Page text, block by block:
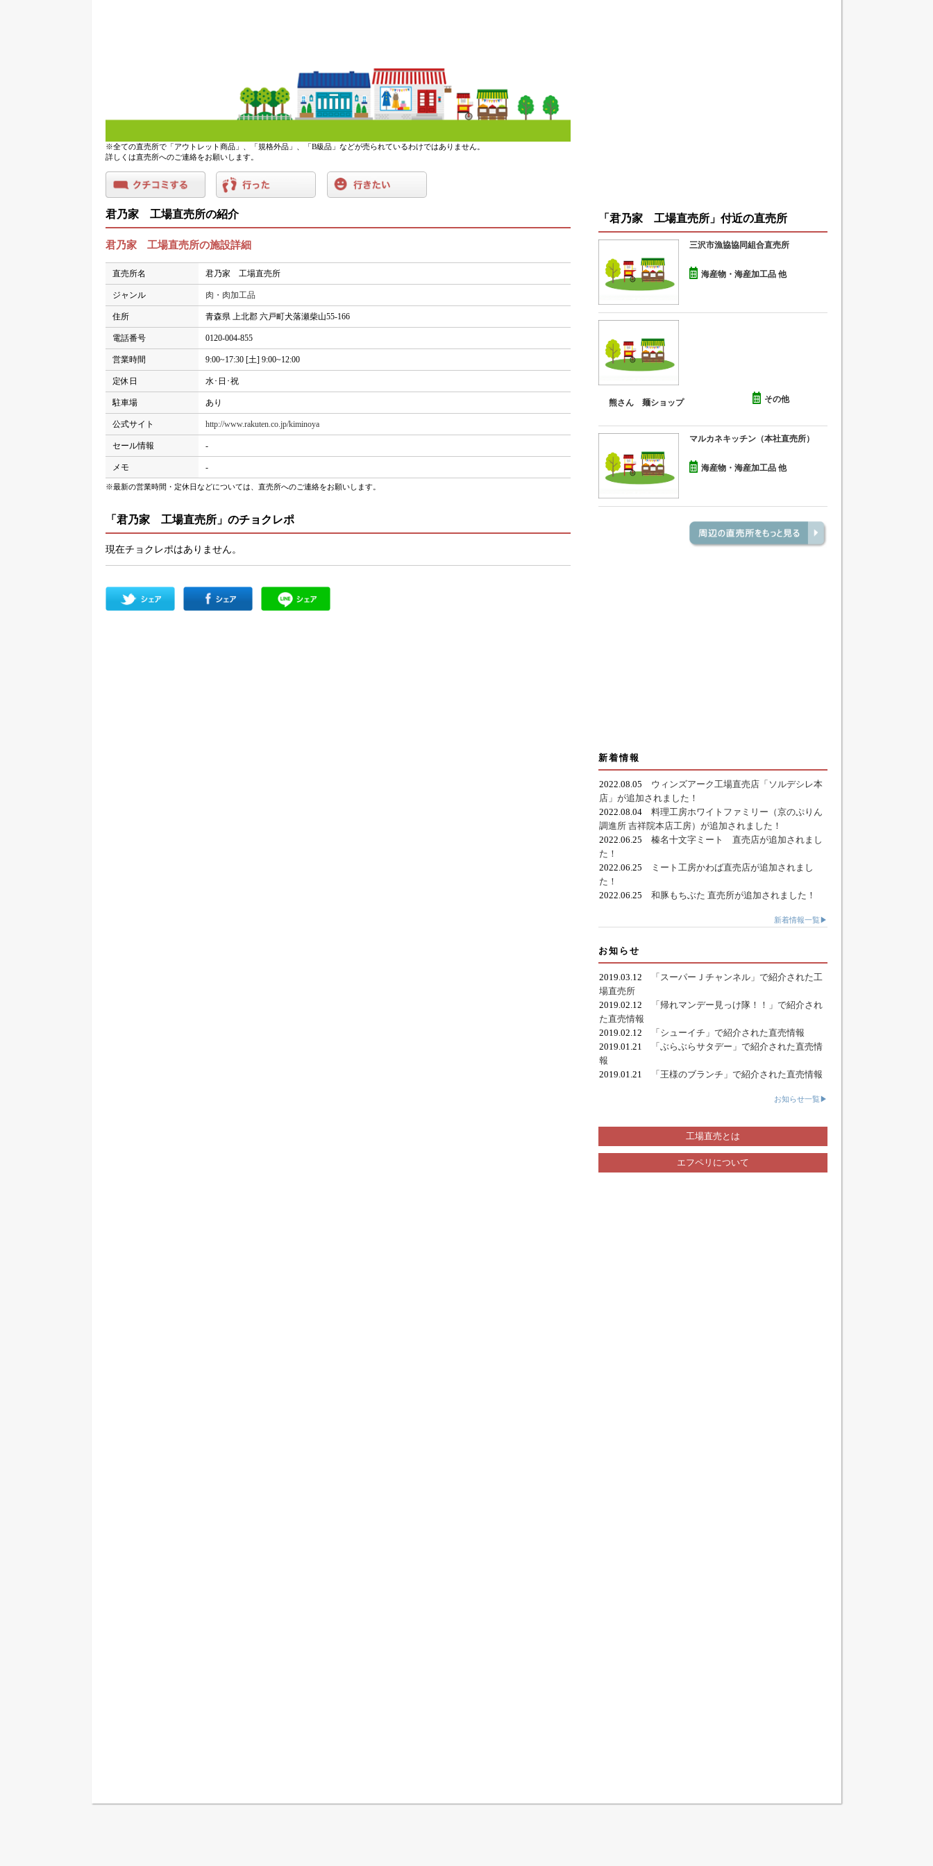
※全ての直売所で「アウトレット商品」、「規格外品」、「B級品」などが売られているわけではありません。
詳しくは直売所へのご連絡をお願いします。
君乃家 工場直売所の紹介
君乃家 工場直売所の施設詳細
直売所名 君乃家 工場直売所
ジャンル 肉・肉加工品
住所 青森県 上北郡 六戸町犬落瀬柴山55-166
電話番号 0120-004-855
営業時間 9:00~17:30 [土] 9:00~12:00
定休日 水･日･祝
駐車場 あり
公式サイト http://www.rakuten.co.jp/kiminoya
セール情報 -
メモ -
※最新の営業時間・定休日などについては、直売所へのご連絡をお願いします。
「君乃家 工場直売所」のチョクレポ
現在チョクレポはありません。
「君乃家 工場直売所」付近の直売所
三沢市漁協協同組合直売所
海産物・海産加工品 他
熊さん 麺ショップ その他
マルカネキッチン（本社直売所）
海産物・海産加工品 他
新着情報
2022.08.05 ウィンズアーク工場直売店「ソルデシレ本
店」が追加されました！
2022.08.04 料理工房ホワイトファミリー（京のぷりん
調進所 吉祥院本店工房）が追加されました！
2022.06.25 榛名十文字ミート 直売店が追加されまし
た！
2022.06.25
ミート工房かわば直売店が追加されまし
た！
2022.06.25 和豚もちぶた 直売所が追加されました！
新着情報一覧▶
お知らせ
2019.03.12
「スーパーＪチャンネル」で紹介された工
場直売所
2019.02.12
「帰れマンデー見っけ隊！！」で紹介され
た直売情報
2019.02.12
「シューイチ」で紹介された直売情報
2019.01.21
「ぶらぶらサタデー」で紹介された直売情
報
2019.01.21
「王様のブランチ」で紹介された直売情報
お知らせ一覧▶
工場直売とは
エフペリについて